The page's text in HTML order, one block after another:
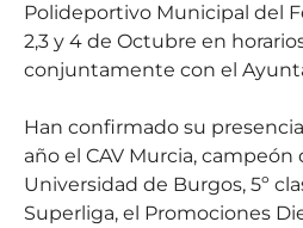
Polideportivo Municipal del
2,3 y 4 de Octubre en
conjuntamente con el
Han confirmado su
año el CAV Murcia, campeón
Universidad de Burgos, 5º
Superliga, el Promociones